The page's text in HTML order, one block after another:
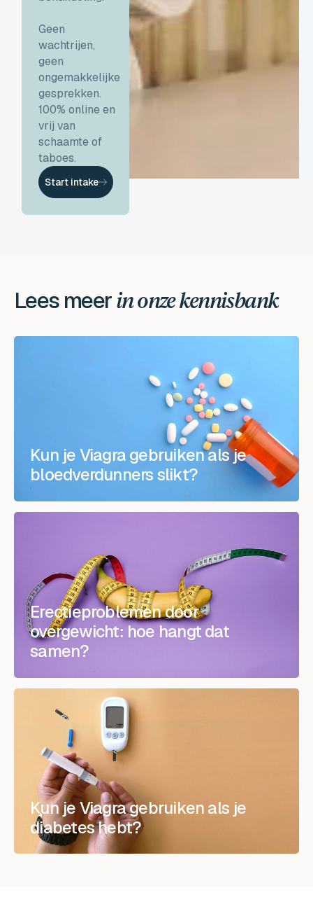
Geen
wachtrijen,
geen
ongemakkelijke
gesprekken.
100% online en
vrij van
schaamte of
taboes.
Start intake
Lees meer in onze kennisbank
Kun je Viagra gebruiken als je
bloedverdunners slikt?
Erectieproblemen door
overgewicht: hoe hangt dat
samen?
Kun je Viagra gebruiken als je
diabetes hebt?